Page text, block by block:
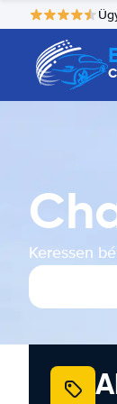
Keressen